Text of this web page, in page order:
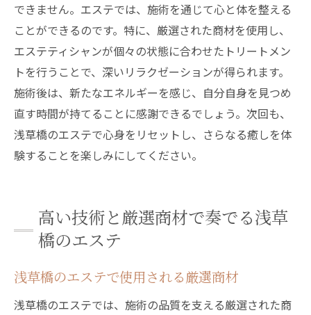
できません。エステでは、施術を通じて心と体を整える
ことができるのです。特に、厳選された商材を使用し、
エステティシャンが個々の状態に合わせたトリートメン
トを行うことで、深いリラクゼーションが得られます。
施術後は、新たなエネルギーを感じ、自分自身を見つめ
直す時間が持てることに感謝できるでしょう。次回も、
浅草橋のエステで心身をリセットし、さらなる癒しを体
験することを楽しみにしてください。
高い技術と厳選商材で奏でる浅草
橋のエステ
浅草橋のエステで使用される厳選商材
浅草橋のエステでは、施術の品質を支える厳選された商